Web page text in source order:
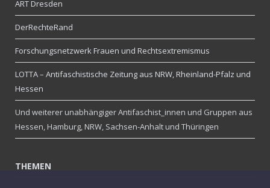
ART Dresden
DerRechteRand
Forschungsnetzwerk Frauen und Rechtsextremismus
LOTTA – Antifaschistische Zeitung aus NRW, Rheinland-Pfalz und
Hessen
Und weiterer unabhängiger Antifaschist_innen und Gruppen aus
Hessen, Hamburg, NRW, Sachsen-Anhalt und Thüringen
THEMEN